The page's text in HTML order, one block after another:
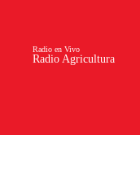
Radio Agricultura
Radio en Vivo